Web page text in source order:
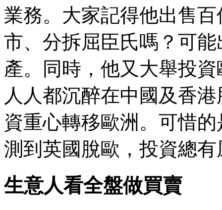
業務。大家記得他出售
市、分拆屈臣氏嗎？可
產。同時，他又大舉投
人人都沉醉在中國及香
資重心轉移歐洲。可惜
測到英國脫歐，投資總
生意人看全盤做買賣